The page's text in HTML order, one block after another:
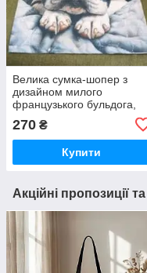
Велика сумка-шопер з
дизайном милого
французького бульдога,
270 ₴
Купити
Акційні пропозиції